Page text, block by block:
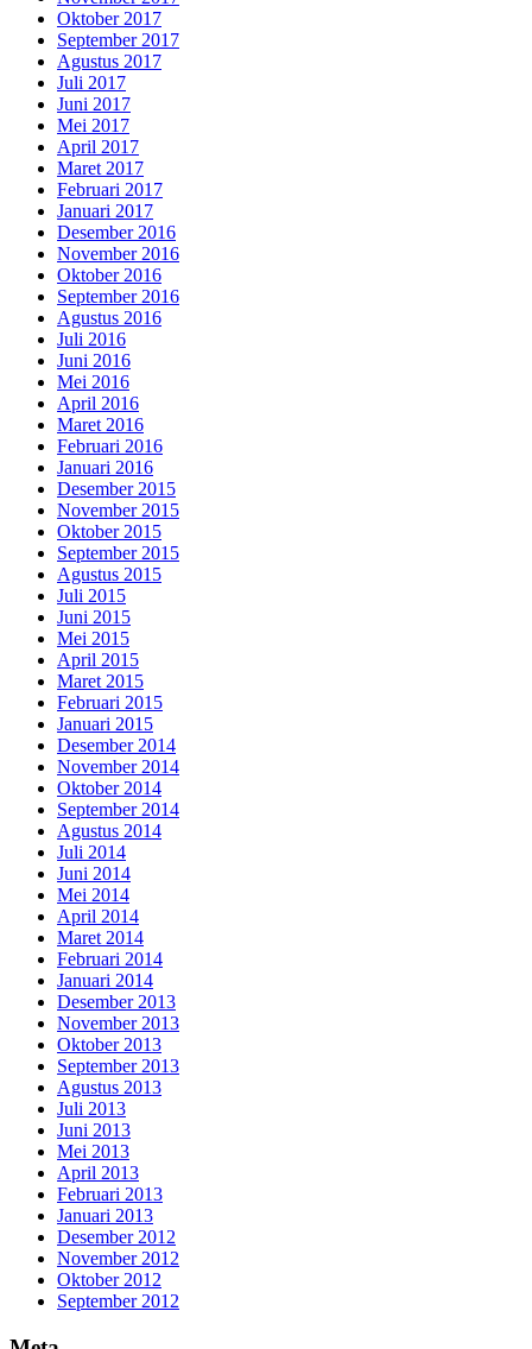
Oktober 2017
September 2017
Agustus 2017
Juli 2017
Juni 2017
Mei 2017
April 2017
Maret 2017
Februari 2017
Januari 2017
Desember 2016
November 2016
Oktober 2016
September 2016
Agustus 2016
Juli 2016
Juni 2016
Mei 2016
April 2016
Maret 2016
Februari 2016
Januari 2016
Desember 2015
November 2015
Oktober 2015
September 2015
Agustus 2015
Juli 2015
Juni 2015
Mei 2015
April 2015
Maret 2015
Februari 2015
Januari 2015
Desember 2014
November 2014
Oktober 2014
September 2014
Agustus 2014
Juli 2014
Juni 2014
Mei 2014
April 2014
Maret 2014
Februari 2014
Januari 2014
Desember 2013
November 2013
Oktober 2013
September 2013
Agustus 2013
Juli 2013
Juni 2013
Mei 2013
April 2013
Februari 2013
Januari 2013
Desember 2012
November 2012
Oktober 2012
September 2012